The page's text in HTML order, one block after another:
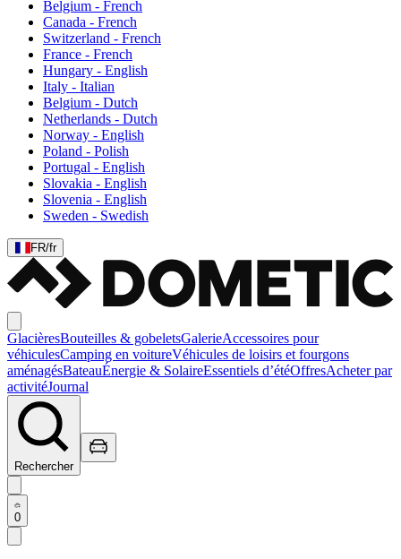
Belgium - French
Canada - French
Switzerland - French
France - French
Hungary - English
Italy - Italian
Belgium - Dutch
Netherlands - Dutch
Norway - English
Poland - Polish
Portugal - English
Slovakia - English
Slovenia - English
Sweden - Swedish
FR/fr
GlacièresBouteilles & gobeletsGalerieAccessoires pour
véhiculesCamping en voitureVéhicules de loisirs et fourgons
aménagésBateauÉnergie & SolaireEssentiels d’étéOffresAcheter par
activitéJournal
Rechercher
0